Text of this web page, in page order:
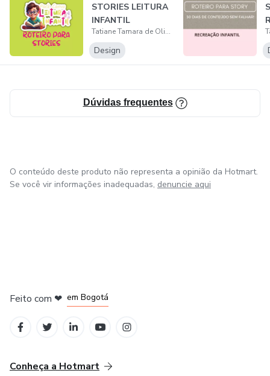
STORIES LEITURA
INFANTIL
Tatiane Tamara de Oliveira Silva
Design
Dúvidas frequentes
O conteúdo deste produto não representa a opinião da Hotmart.
Se você vir informações inadequadas, denuncie aqui
Feito com ❤ em Bogotá
Conheça a Hotmart